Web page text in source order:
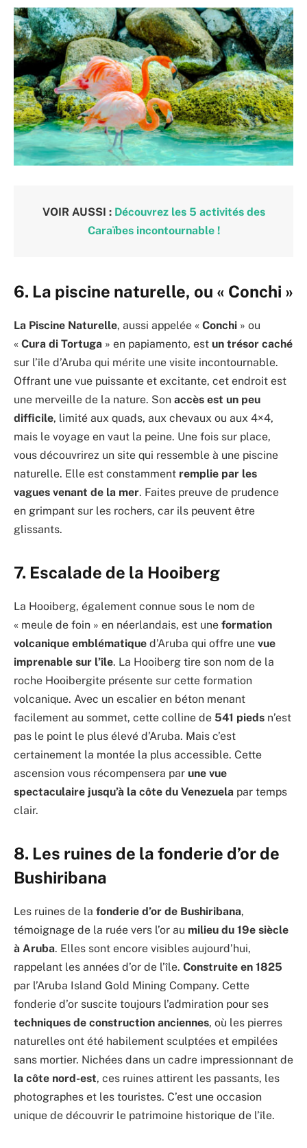
VOIR AUSSI : Découvrez les 5 activités des
Caraïbes incontournable !
6. La piscine naturelle, ou « Conchi »
La Piscine Naturelle, aussi appelée « Conchi » ou
« Cura di Tortuga » en papiamento, est un trésor caché
sur l’île d’Aruba qui mérite une visite incontournable.
Offrant une vue puissante et excitante, cet endroit est
une merveille de la nature. Son accès est un peu
difficile, limité aux quads, aux chevaux ou aux 4×4,
mais le voyage en vaut la peine. Une fois sur place,
vous découvrirez un site qui ressemble à une piscine
naturelle. Elle est constamment remplie par les
vagues venant de la mer. Faites preuve de prudence
en grimpant sur les rochers, car ils peuvent être
glissants.
7. Escalade de la Hooiberg
La Hooiberg, également connue sous le nom de
« meule de foin » en néerlandais, est une formation
volcanique emblématique d’Aruba qui offre une vue
imprenable sur l’île. La Hooiberg tire son nom de la
roche Hooibergite présente sur cette formation
volcanique. Avec un escalier en béton menant
facilement au sommet, cette colline de 541 pieds n’est
pas le point le plus élevé d’Aruba. Mais c’est
certainement la montée la plus accessible. Cette
ascension vous récompensera par une vue
spectaculaire jusqu’à la côte du Venezuela par temps
clair.
8. Les ruines de la fonderie d’or de
Bushiribana
Les ruines de la fonderie d’or de Bushiribana,
témoignage de la ruée vers l’or au milieu du 19e siècle
à Aruba. Elles sont encore visibles aujourd’hui,
rappelant les années d’or de l’île. Construite en 1825
par l’Aruba Island Gold Mining Company. Cette
fonderie d’or suscite toujours l’admiration pour ses
techniques de construction anciennes, où les pierres
naturelles ont été habilement sculptées et empilées
sans mortier. Nichées dans un cadre impressionnant de
la côte nord-est, ces ruines attirent les passants, les
photographes et les touristes. C’est une occasion
unique de découvrir le patrimoine historique de l’île.